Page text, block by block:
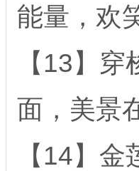
能量，欢
【13】
面，美景
【14】